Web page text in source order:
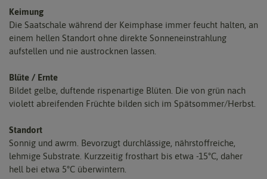
Keimung
Die Saatschale während der Keimphase immer feucht halten, an
einem hellen Standort ohne direkte Sonneneinstrahlung
aufstellen und nie austrocknen lassen.
Blüte / Ernte
Bildet gelbe, duftende rispenartige Blüten. Die von grün nach
violett abreifenden Früchte bilden sich im Spätsommer/Herbst.
Standort
Sonnig und awrm. Bevorzugt durchlässige, nährstoffreiche,
lehmige Substrate. Kurzzeitig frosthart bis etwa -15°C, daher
hell bei etwa 5°C überwintern.